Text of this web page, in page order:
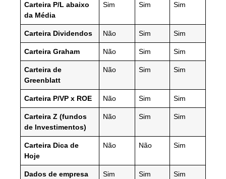
Carteira P/L abaixo
da Média
Sim Sim Sim
Carteira Dividendos Não Sim Sim
Carteira Graham Não Sim Sim
Carteira de
Greenblatt
Não Sim Sim
Carteira P/VP x ROE Não Sim Sim
Carteira Z (fundos
de Investimentos)
Não Sim Sim
Carteira Dica de
Hoje
Não Não Sim
Dados de empresa Sim Sim Sim